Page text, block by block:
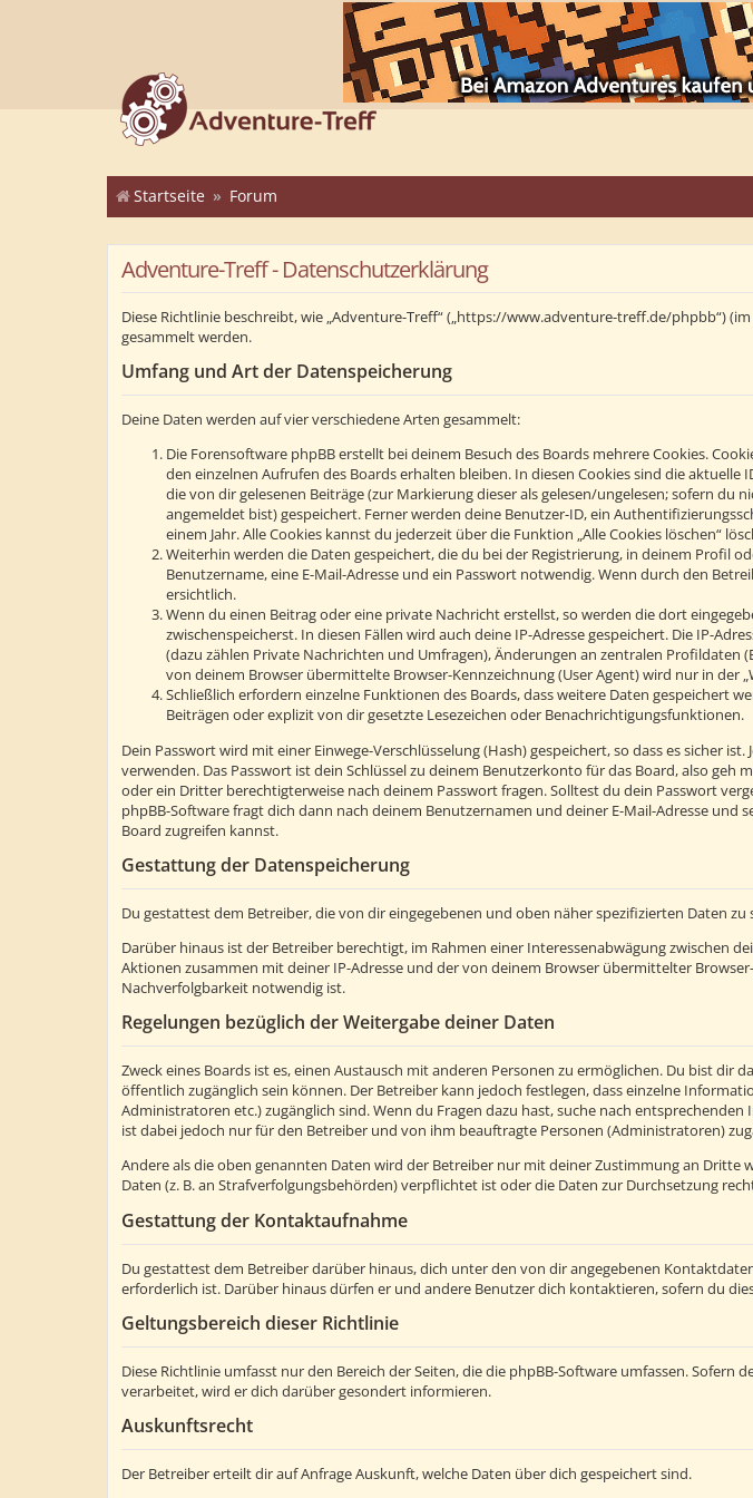
Startseite Forum
Adventure-Treff - Datenschutzerklärung
Diese Richtlinie beschreibt, wie „Adventure-Treff“ („https://www.adventure-treff.de/phpbb“)
gesammelt werden.
Umfang und Art der Datenspeicherung
Deine Daten werden auf vier verschiedene Arten gesammelt:
Die Forensoftware phpBB erstellt bei deinem Besuch des Boards mehrere Cookies.
den einzelnen Aufrufen des Boards erhalten bleiben. In diesen Cookies sind die
die von dir gelesenen Beiträge (zur Markierung dieser als gelesen/ungelesen; sofern
angemeldet bist) gespeichert. Ferner werden deine Benutzer-ID, ein
einem Jahr. Alle Cookies kannst du jederzeit über die Funktion „Alle Cookies löschen“
Weiterhin werden die Daten gespeichert, die du bei der Registrierung, in deinem Profil
Benutzername, eine E-Mail-Adresse und ein Passwort notwendig. Wenn durch den
ersichtlich.
Wenn du einen Beitrag oder eine private Nachricht erstellst, so werden die dort
zwischenspeicherst. In diesen Fällen wird auch deine IP-Adresse gespeichert. Die IP-
(dazu zählen Private Nachrichten und Umfragen), Änderungen an zentralen
von deinem Browser übermittelte Browser-Kennzeichnung (User Agent) wird nur in der
Schließlich erfordern einzelne Funktionen des Boards, dass weitere Daten gespeichert
Beiträgen oder explizit von dir gesetzte Lesezeichen oder Benachrichtigungsfunktionen.
Dein Passwort wird mit einer Einwege-Verschlüsselung (Hash) gespeichert, so dass es sicher
verwenden. Das Passwort ist dein Schlüssel zu deinem Benutzerkonto für das Board, also
oder ein Dritter berechtigterweise nach deinem Passwort fragen. Solltest du dein Passwort
phpBB-Software fragt dich dann nach deinem Benutzernamen und deiner E-Mail-Adresse
Board zugreifen kannst.
Gestattung der Datenspeicherung
Du gestattest dem Betreiber, die von dir eingegebenen und oben näher spezifizierten Daten
Darüber hinaus ist der Betreiber berechtigt, im Rahmen einer Interessenabwägung zwischen
Aktionen zusammen mit deiner IP-Adresse und der von deinem Browser übermittelter
Nachverfolgbarkeit notwendig ist.
Regelungen bezüglich der Weitergabe deiner Daten
Zweck eines Boards ist es, einen Austausch mit anderen Personen zu ermöglichen. Du bist
öffentlich zugänglich sein können. Der Betreiber kann jedoch festlegen, dass einzelne
Administratoren etc.) zugänglich sind. Wenn du Fragen dazu hast, suche nach
ist dabei jedoch nur für den Betreiber und von ihm beauftragte Personen (Administratoren)
Andere als die oben genannten Daten wird der Betreiber nur mit deiner Zustimmung an Dritte
Daten (z. B. an Strafverfolgungsbehörden) verpflichtet ist oder die Daten zur Durchsetzung
Gestattung der Kontaktaufnahme
Du gestattest dem Betreiber darüber hinaus, dich unter den von dir angegebenen
erforderlich ist. Darüber hinaus dürfen er und andere Benutzer dich kontaktieren, sofern du
Geltungsbereich dieser Richtlinie
Diese Richtlinie umfasst nur den Bereich der Seiten, die die phpBB-Software umfassen.
verarbeitet, wird er dich darüber gesondert informieren.
Auskunftsrecht
Der Betreiber erteilt dir auf Anfrage Auskunft, welche Daten über dich gespeichert sind.